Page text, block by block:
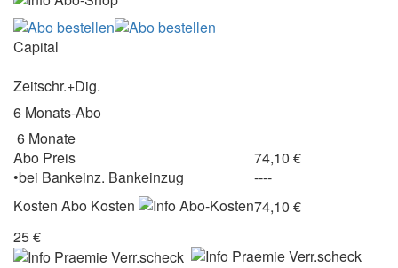
Capital
Zeitschr.+Dig.
6 Monats-Abo
6 Monate
Abo Preis
74,10 €
•bei Bankeinz. Bankeinzug
----
Kosten Abo Kosten
74,10 €
25 €